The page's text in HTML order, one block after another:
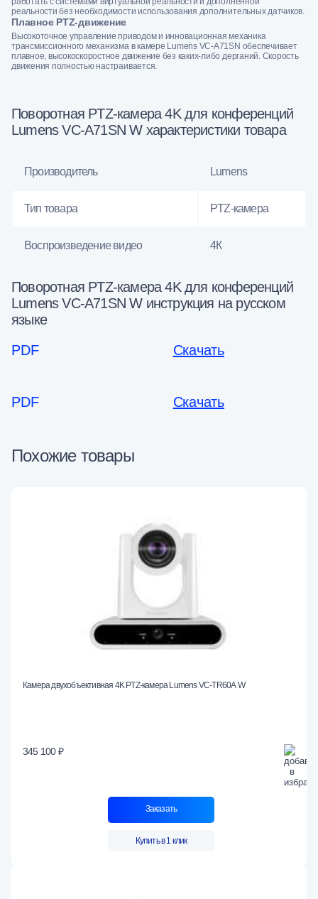
реальности без необходимости использования дополнительных датчиков.
Плавное PTZ-движение
Высокоточное управление приводом и инновационная механика
трансмиссионного механизма в камере Lumens VC-A71SN обеспечивает
плавное, высокоскоростное движение без каких-либо дерганий. Скорость
движения полностью настраивается.
Поворотная PTZ-камера 4K для конференций
Lumens VC-A71SN W характеристики товара
Производитель Lumens
Тип товара PTZ-камера
Воспроизведение видео 4К
Поворотная PTZ-камера 4K для конференций
Lumens VC-A71SN W инструкция на русском
языке
PDF
Скачать
PDF Скачать
Похожие товары
Камера двухобъективная 4K PTZ-камера Lumens VC-TR60А W
345 100 ₽
Заказать
Купить в 1 клик